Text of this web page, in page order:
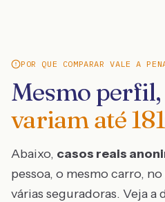
POR QUE COMPARAR VALE A
Mesmo perfil,
variam até181
Abaixo, casos reais
pessoa, o mesmo carro,
várias seguradoras. Veja a